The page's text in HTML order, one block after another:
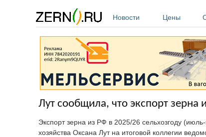
Новости
Цены
Лут сообщила, что экспорт зерна
Экспорт зерна из РФ в 2025/26 сельхозгоду
хозяйства Оксана Лут на итоговой коллегии